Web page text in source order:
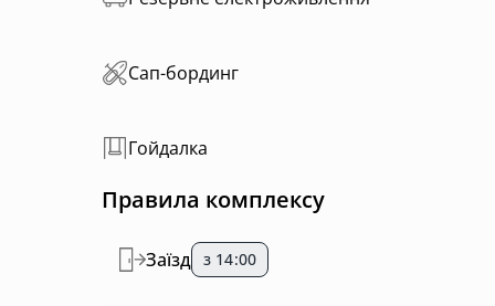
Сап-бординг
Гойдалка
Правила комплексу
Заїзд з 14:00